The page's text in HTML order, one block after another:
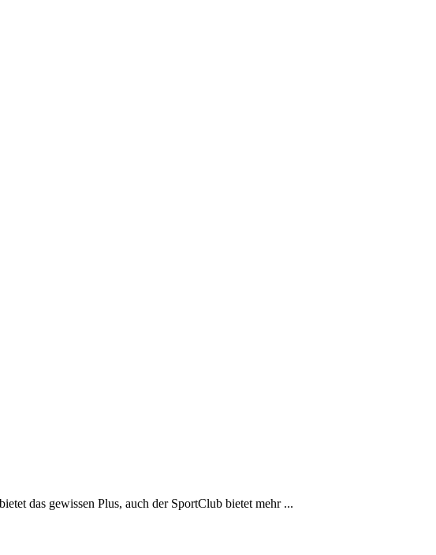
das gewissen Plus, auch der SportClub bietet mehr ...